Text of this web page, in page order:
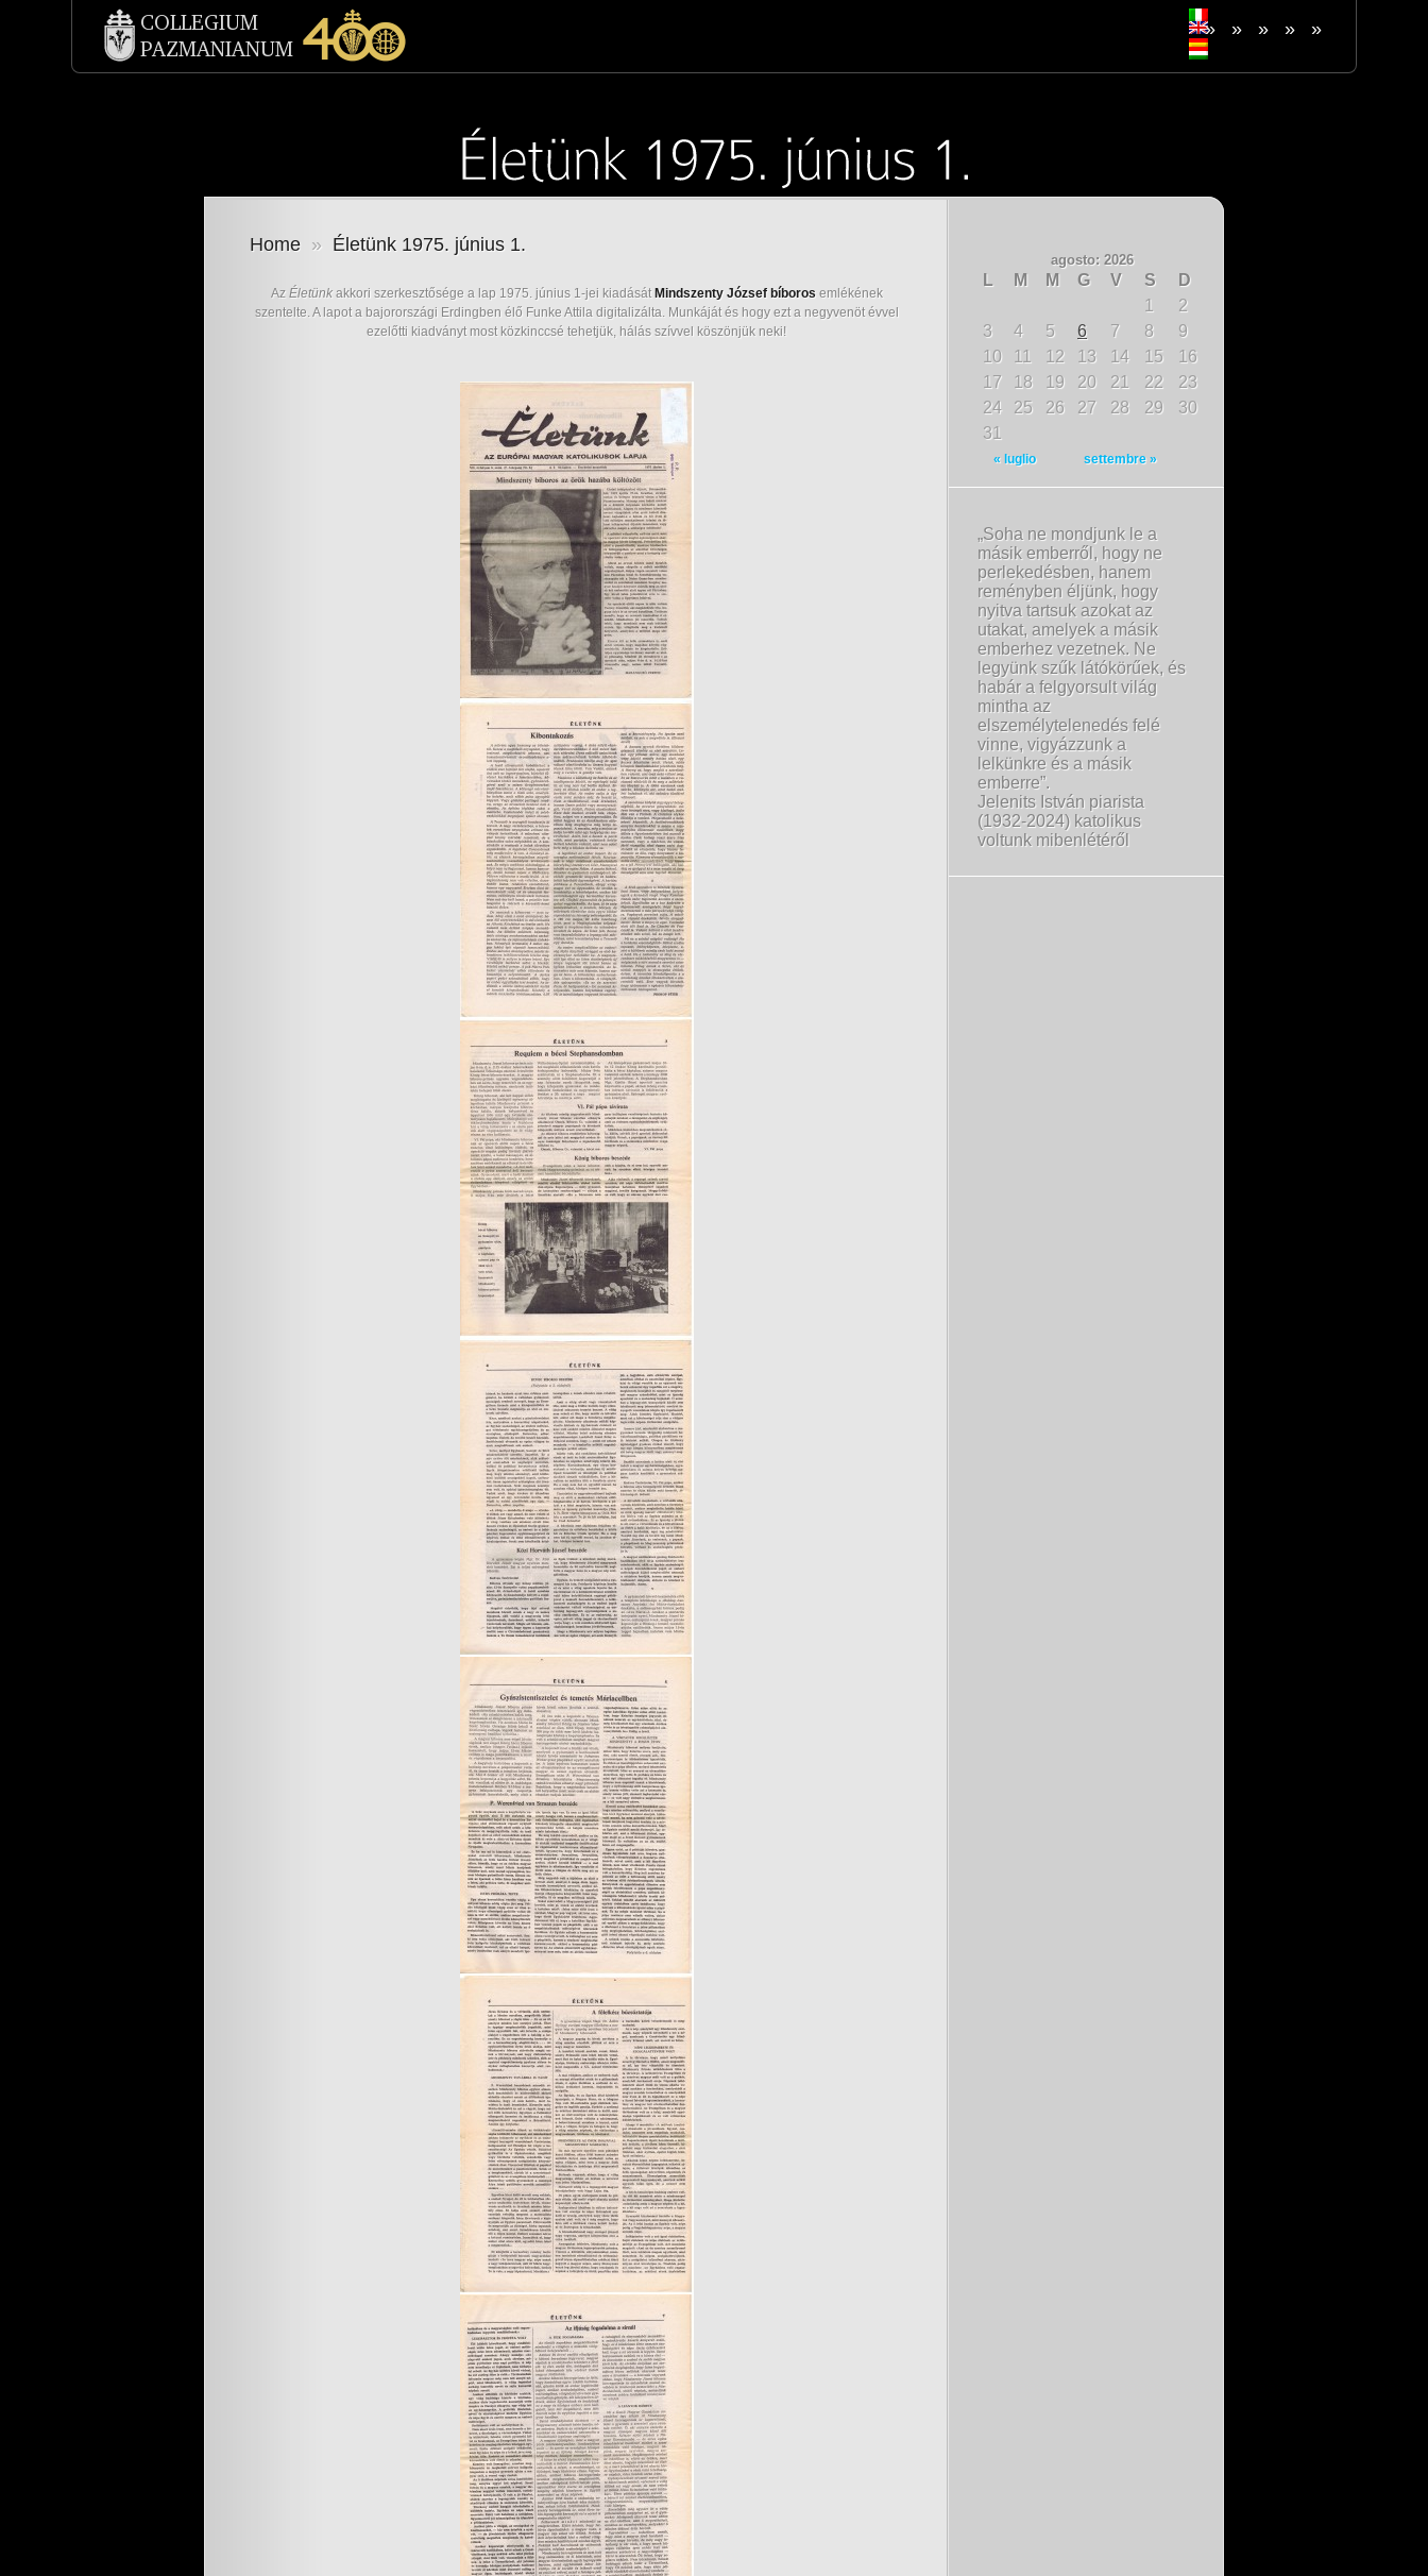
» » » » »
Home » Életünk 1975. június 1.
Az Életünkakkori szerkesztősége a lap 1975. június 1-jei kiadását Mindszenty József bíborosemlékének
szentelte. A lapot a bajorországi Erdingben élő Funke Attila digitalizálta. Munkáját és hogy ezt a negyvenöt évvel
ezelőtti kiadványt most közkinccsé tehetjük, hálás szívvel köszönjük neki!
agosto: 2026
L M M G V S D
« luglio settembre »
1
2
3
4 5 6 7 8
9
10
11 12 13 14 15
16
17
18 19 20 21 22
23
24
25 26 27 28 29
30
31
„Soha ne mondjunk le a
másik emberről, hogy ne
perlekedésben, hanem
reményben éljünk, hogy
nyitva tartsuk azokat az
utakat, amelyek a másik
emberhez vezetnek. Ne
legyünk szűk látókörűek, és
habár a felgyorsult világ
mintha az
elszemélytelenedés felé
vinne, vigyázzunk a
lelkünkre és a másik
emberre”.
Jelenits István piarista
(1932-2024) katolikus
voltunk mibenlétéről